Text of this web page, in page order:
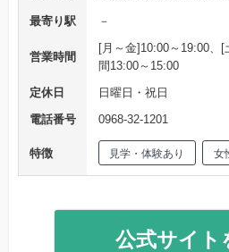
最寄り駅
－
営業時間
[月～金]10:00～19:00
間13:00～15:00
定休日
日曜日・祝日
電話番号
0968-32-1201
特徴 見学・体験あり 女
公式サイト